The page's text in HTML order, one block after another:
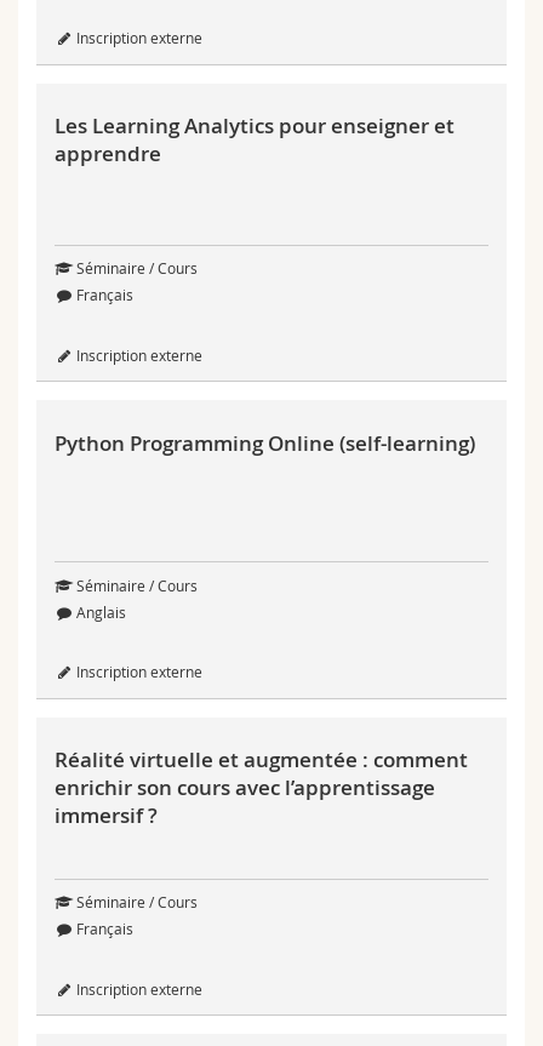
MyUnifr
Période de cours
au
Format
Afficher uniquement les inscriptions ouvertes
Inscription externe
Les Learning Analytics pour enseigner et
apprendre
Séminaire / Cours
Français
Inscription externe
Python Programming Online (self-learning)
Séminaire / Cours
Anglais
Inscription externe
Réalité virtuelle et augmentée : comment
enrichir son cours avec l’apprentissage
immersif ?
Séminaire / Cours
Français
Inscription externe